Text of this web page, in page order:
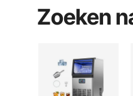
Zoeken